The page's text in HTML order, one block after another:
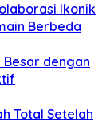
Ikonik
Berbeda
Besar dengan
Total Setelah